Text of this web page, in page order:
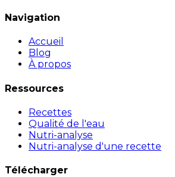
Navigation
Accueil
Blog
À propos
Ressources
Recettes
Qualité de l'eau
Nutri-analyse
Nutri-analyse d'une recette
Télécharger